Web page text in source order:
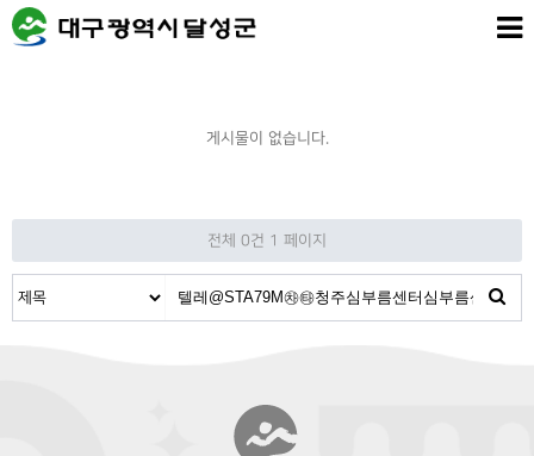
게시물이 없습니다.
전체 0건 1 페이지